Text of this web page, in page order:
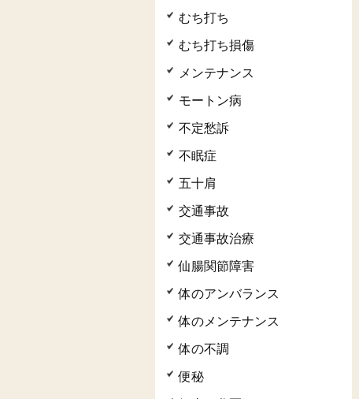
むち打ち
むち打ち損傷
メンテナンス
モートン病
不定愁訴
不眠症
五十肩
交通事故
交通事故治療
仙腸関節障害
体のアンバランス
体のメンテナンス
体の不調
便秘